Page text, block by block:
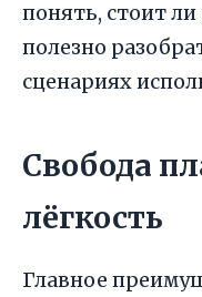
понять, стоит
полезно
сценариях
Свобода
лёгкость
Главное